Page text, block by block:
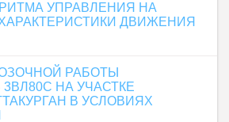
УПРАВЛЕНИЯ НА
ДВИЖЕНИЯ
РАБОТЫ
НА УЧАСТКЕ
В УСЛОВИЯХ